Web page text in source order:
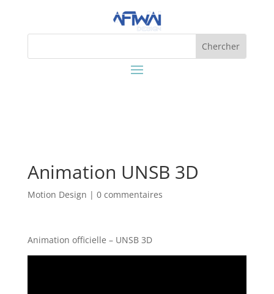
Animation UNSB 3D
Motion Design | 0 commentaires
Animation officielle – UNSB 3D